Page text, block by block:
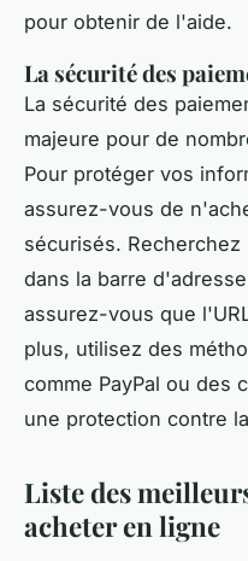
pour obtenir de l'aide.
La sécurité des
La sécurité des
majeure pour de
Pour protéger vos
assurez-vous de
sécurisés.
dans la barre
assurez-vous que
plus, utilisez des
comme PayPal ou des
une protection contre
Liste des
acheter en ligne